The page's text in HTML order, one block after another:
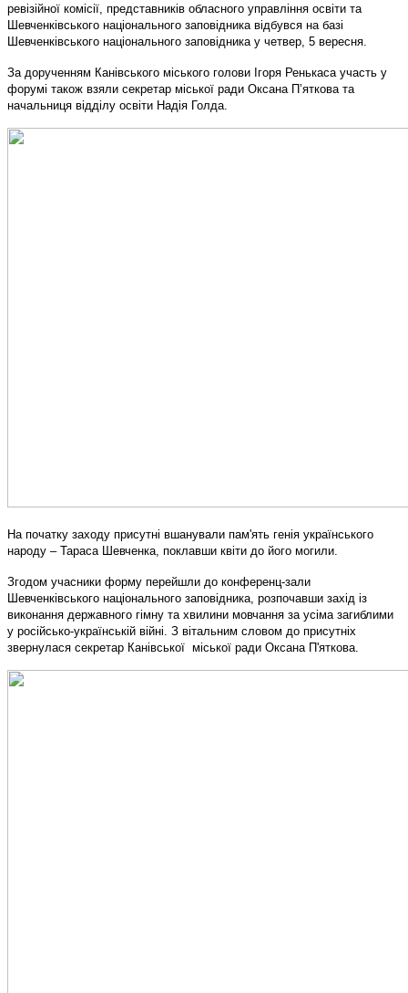
ревізійної комісії, представників обласного управління освіти та
Шевченківського національного заповідника відбувся на базі
Шевченківського національного заповідника у четвер, 5 вересня.
За дорученням Канівського міського голови Ігоря Ренькаса участь у
форумі також взяли секретар міської ради Оксана П’яткова та
начальниця відділу освіти Надія Голда.
На початку заходу присутні вшанували пам'ять генія українського
народу – Тараса Шевченка, поклавши квіти до його могили.
Згодом учасники форму перейшли до конференц-зали
Шевченківського національного заповідника, розпочавши захід із
виконання державного гімну та хвилини мовчання за усіма загиблими
у російсько-українській війні. З вітальним словом до присутніх
звернулася секретар Канівської міської ради Оксана П'яткова.